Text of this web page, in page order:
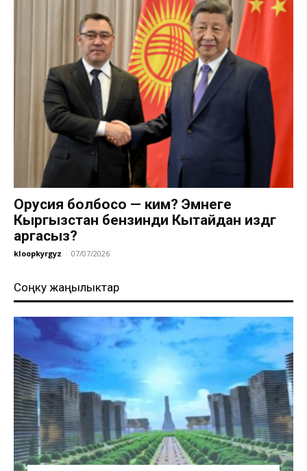
Орусия болбосо — ким? Эмнеге
Кыргызстан бензинди Кытайдан издөөгө
аргасыз?
kloopkyrgyz - 07/07/2026
Соңку жаңылыктар